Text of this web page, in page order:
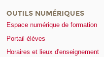
OUTILS NUMÉRIQUES
Espace numérique de formation
Portail élèves
Horaires et lieux d'enseignement